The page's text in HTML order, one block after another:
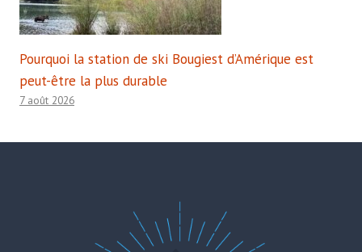
Pourquoi la station de ski Bougiest d’Amérique est
peut-être la plus durable
7 août 2026